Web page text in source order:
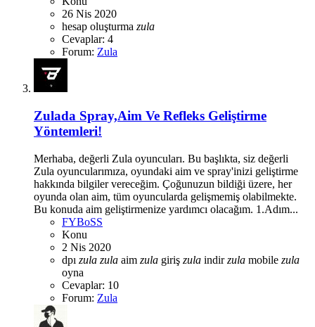
26 Nis 2020
hesap oluşturma zula
Cevaplar: 4
Forum: Zula
Zulada Spray,Aim Ve Refleks Geliştirme
Yöntemleri!
Merhaba, değerli Zula oyuncuları. Bu başlıkta, siz değerli
Zula oyuncularımıza, oyundaki aim ve spray'inizi geliştirme
hakkında bilgiler vereceğim. Çoğunuzun bildiği üzere, her
oyunda olan aim, tüm oyuncularda gelişmemiş olabilmekte.
Bu konuda aim geliştirmenize yardımcı olacağım. 1.Adım...
FYBoSS
Konu
2 Nis 2020
dpı zula zula aim zula giriş zula indir zula mobile zula
oyna
Cevaplar: 10
Forum: Zula